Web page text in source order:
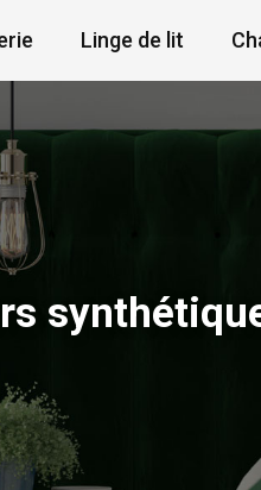
Linge de lit